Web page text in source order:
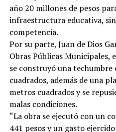
año 20 millones de pesos
infraestructura educativa,
competencia.
Por su parte, Juan de Dios
Obras Públicas Municipales,
se construyó una techumbre
cuadrados, además de una
metros cuadrados y se
malas condiciones.
“La obra se ejecutó con un
441 pesos y un gasto